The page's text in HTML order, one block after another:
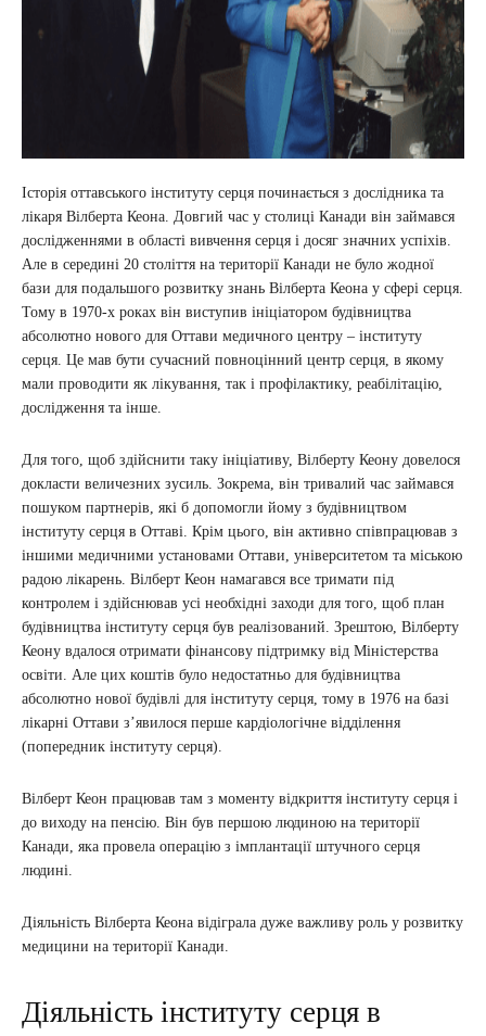
Історія оттавського інституту серця починається з дослідника та
лікаря Вілберта Кеона. Довгий час у столиці Канади він займався
дослідженнями в області вивчення серця і досяг значних успіхів.
Але в середині 20 століття на території Канади не було жодної
бази для подальшого розвитку знань Вілберта Кеона у сфері серця.
Тому в 1970-х роках він виступив ініціатором будівництва
абсолютно нового для Оттави медичного центру – інституту
серця. Це мав бути сучасний повноцінний центр серця, в якому
мали проводити як лікування, так і профілактику, реабілітацію,
дослідження та інше.
Для того, щоб здійснити таку ініціативу, Вілберту Кеону довелося
докласти величезних зусиль. Зокрема, він тривалий час займався
пошуком партнерів, які б допомогли йому з будівництвом
інституту серця в Оттаві. Крім цього, він активно співпрацював з
іншими медичними установами Оттави, університетом та міською
радою лікарень. Вілберт Кеон намагався все тримати під
контролем і здійснював усі необхідні заходи для того, щоб план
будівництва інституту серця був реалізований. Зрештою, Вілберту
Кеону вдалося отримати фінансову підтримку від Міністерства
освіти. Але цих коштів було недостатньо для будівництва
абсолютно нової будівлі для інституту серця, тому в 1976 на базі
лікарні Оттави з’явилося перше кардіологічне відділення
(попередник інституту серця).
Вілберт Кеон працював там з моменту відкриття інституту серця і
до виходу на пенсію. Він був першою людиною на території
Канади, яка провела операцію з імплантації штучного серця
людині.
Діяльність Вілберта Кеона відіграла дуже важливу роль у розвитку
медицини на території Канади.
Діяльність інституту серця в